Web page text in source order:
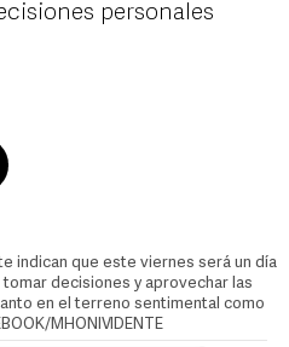
personales
indican que este viernes será un día
decisiones y aprovechar las
en el terreno sentimental como
MHONIVIDENTE